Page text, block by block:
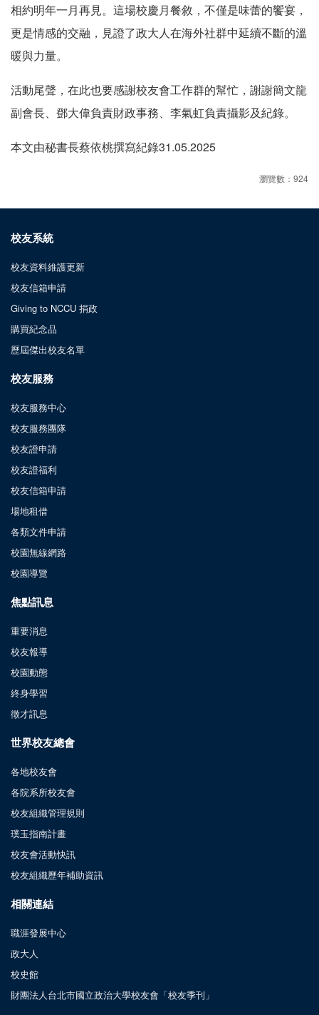
相約明年一月再見。這場校慶月餐敘，不僅是味蕾的饗宴，
更是情感的交融，見證了政大人在海外社群中延續不斷的溫
暖與力量。
活動尾聲，在此也要感謝校友會工作群的幫忙，謝謝簡文龍
副會長、鄧大偉負責財政事務、李氣虹負責攝影及紀錄。
本文由秘書長蔡依桃撰寫紀錄31.05.2025
瀏覽數：924
校友系統
校友資料維護更新
校友信箱申請
Giving to NCCU 捐政
購買紀念品
歷屆傑出校友名單
校友服務
校友服務中心
校友服務團隊
校友證申請
校友證福利
校友信箱申請
場地租借
各類文件申請
校園無線網路
校園導覽
焦點訊息
重要消息
校友報導
校園動態
終身學習
徵才訊息
世界校友總會
各地校友會
各院系所校友會
校友組織管理規則
璞玉指南計畫
校友會活動快訊
校友組織歷年補助資訊
相關連結
職涯發展中心
政大人
校史館
財團法人台北市國立政治大學校友會「校友季刊」